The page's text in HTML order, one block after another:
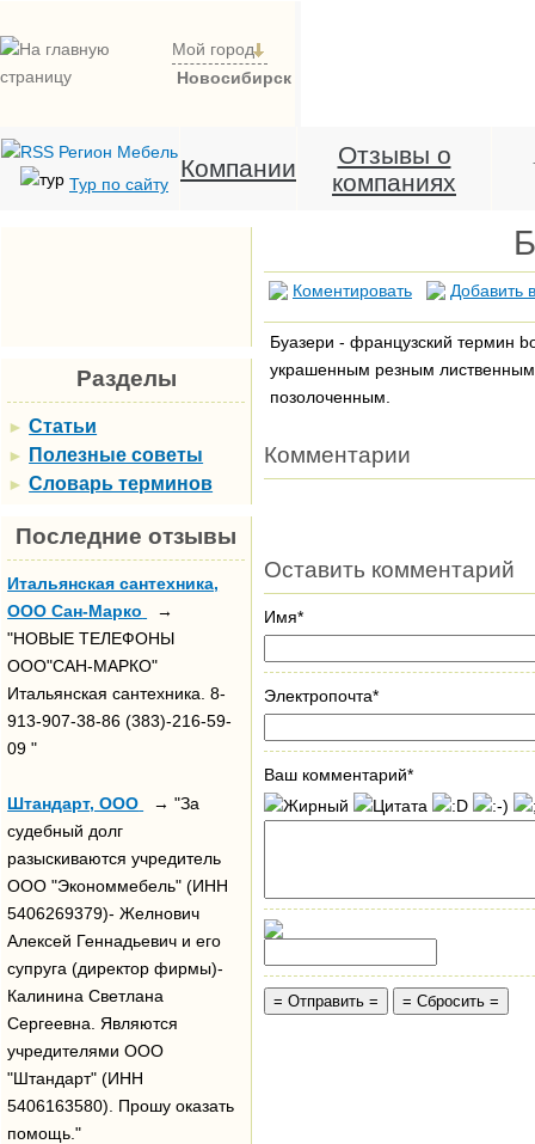
Мой город
Новосибирск
Тур по сайту
Компании
Отзывы о
компаниях
Разделы
► Статьи
► Полезные советы
► Словарь терминов
Последние отзывы
Итальянская сантехника,
ООО Сан-Марко
→
"НОВЫЕ ТЕЛЕФОНЫ
ООО"САН-МАРКО"
Итальянская сантехника. 8-
913-907-38-86 (383)-216-59-
09 "
Штандарт, ООО
→ "За
судебный долг
разыскиваются учредитель
ООО "Экономмебель" (ИНН
5406269379)- Желнович
Алексей Геннадьевич и его
супруга (директор фирмы)-
Калинина Светлана
Сергеевна. Являются
учредителями ООО
"Штандарт" (ИНН
5406163580). Прошу оказать
помощь."
Коментировать Добавить
Буазери - французский термин
украшенным резным
позолоченным.
Комментарии
Оставить комментарий
Имя*
Электропочта*
Ваш комментарий*